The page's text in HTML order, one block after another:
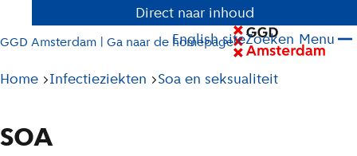
Direct naar inhoud
GGD Amsterdam | Ga naar de homepage
English siteZoeken Menu
Pad
huidige
Home Infectieziekten Soa en seksualiteit
SOA